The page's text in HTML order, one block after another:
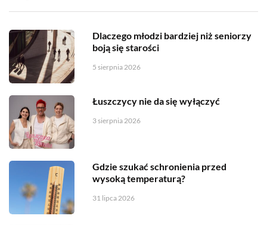
Dlaczego młodzi bardziej niż seniorzy
boją się starości
5 sierpnia 2026
Łuszczycy nie da się wyłączyć
3 sierpnia 2026
Gdzie szukać schronienia przed
wysoką temperaturą?
31 lipca 2026